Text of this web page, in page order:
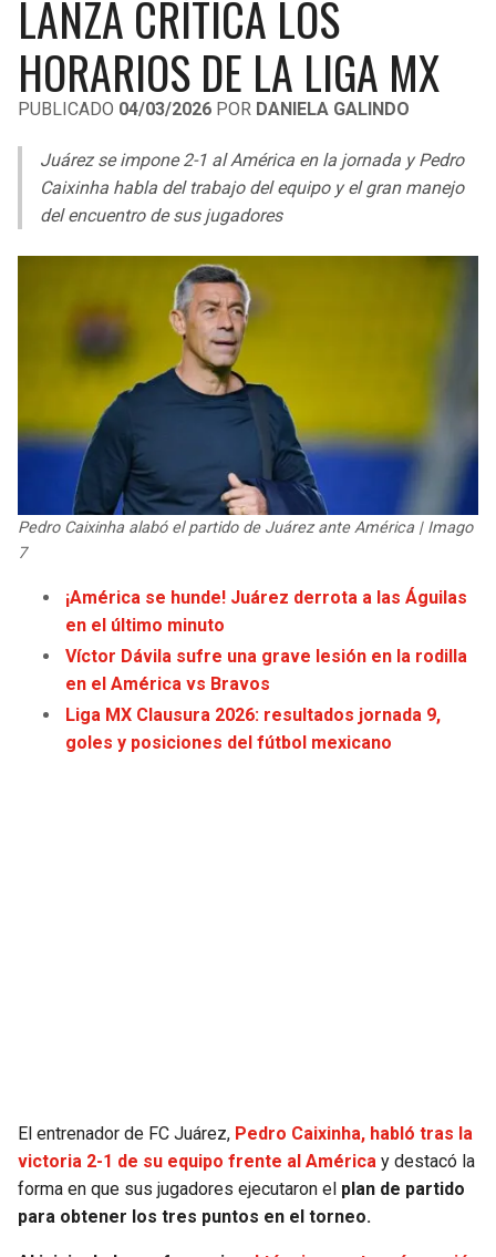
LIGA DE EXPANSIÓN MX
LEAGUES CUP
UEFA EUROPA LEAGUE
UEFA CONFERENCE LEAGUE
MLS
COPA LIBERTADORES
COPA SUDAMERICANA
OTRAS LIGAS
LANZA CRÍTICA LOS
HORARIOS DE LA LIGA MX
PUBLICADO 04/03/2026 POR DANIELA GALINDO
Juárez se impone 2-1 al América en la jornada y Pedro
Caixinha habla del trabajo del equipo y el gran manejo
del encuentro de sus jugadores
Pedro Caixinha alabó el partido de Juárez ante América | Imago
7
¡América se hunde! Juárez derrota a las Águilas
en el último minuto
Víctor Dávila sufre una grave lesión en la rodilla
en el América vs Bravos
Liga MX Clausura 2026: resultados jornada 9,
goles y posiciones del fútbol mexicano
El entrenador de FC Juárez, Pedro Caixinha, habló tras la
victoria 2-1 de su equipo frente al América y destacó la
forma en que sus jugadores ejecutaron el plan de partido
para obtener los tres puntos en el torneo.